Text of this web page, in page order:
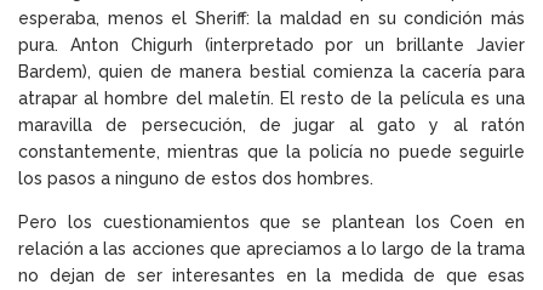
esperaba, menos el Sheriff: la maldad en su condición más
pura. Anton Chigurh (interpretado por un brillante Javier
Bardem), quien de manera bestial comienza la cacería para
atrapar al hombre del maletín. El resto de la película es una
maravilla de persecución, de jugar al gato y al ratón
constantemente, mientras que la policía no puede seguirle
los pasos a ninguno de estos dos hombres.
Pero los cuestionamientos que se plantean los Coen en
relación a las acciones que apreciamos a lo largo de la trama
no dejan de ser interesantes en la medida de que esas